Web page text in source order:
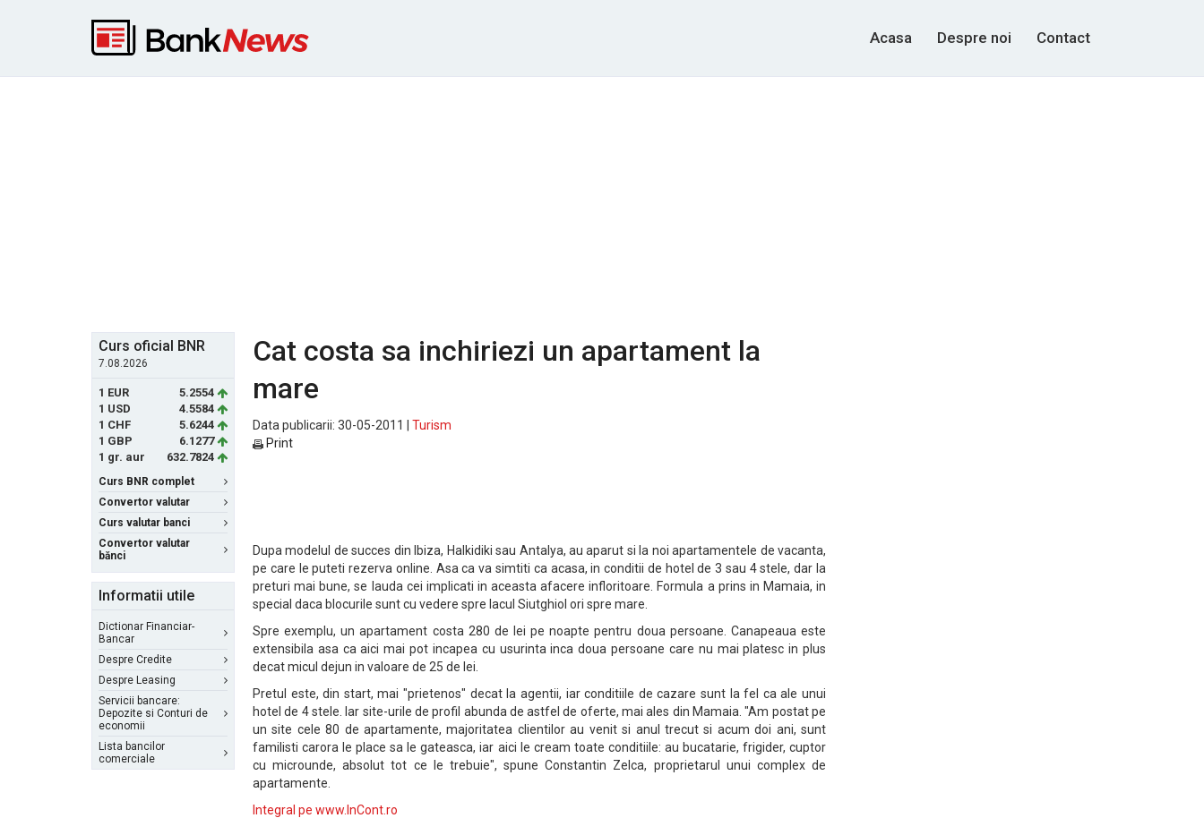
Acasa Despre noi Contact
Curs oficial BNR
7.08.2026
1 EUR
5.2554
1 USD
4.5584
1 CHF
5.6244
1 GBP
6.1277
1 gr. aur
632.7824
Curs BNR complet
Convertor valutar
Curs valutar banci
Convertor valutar
bănci
Informatii utile
Dictionar Financiar-
Bancar
Despre Credite
Despre Leasing
Servicii bancare:
Depozite si Conturi de
economii
Lista bancilor
comerciale
Cat costa sa inchiriezi un apartament la
mare
Data publicarii: 30-05-2011 | Turism
Print
Dupa modelul de succes din Ibiza, Halkidiki sau Antalya, au aparut si la noi apartamentele de vacanta,
pe care le puteti rezerva online. Asa ca va simtiti ca acasa, in conditii de hotel de 3 sau 4 stele, dar la
preturi mai bune, se lauda cei implicati in aceasta afacere infloritoare. Formula a prins in Mamaia, in
special daca blocurile sunt cu vedere spre lacul Siutghiol ori spre mare.
Spre exemplu, un apartament costa 280 de lei pe noapte pentru doua persoane. Canapeaua este
extensibila asa ca aici mai pot incapea cu usurinta inca doua persoane care nu mai platesc in plus
decat micul dejun in valoare de 25 de lei.
Pretul este, din start, mai "prietenos" decat la agentii, iar conditiile de cazare sunt la fel ca ale unui
hotel de 4 stele. Iar site-urile de profil abunda de astfel de oferte, mai ales din Mamaia. "Am postat pe
un site cele 80 de apartamente, majoritatea clientilor au venit si anul trecut si acum doi ani, sunt
familisti carora le place sa le gateasca, iar aici le cream toate conditiile: au bucatarie, frigider, cuptor
cu microunde, absolut tot ce le trebuie", spune Constantin Zelca, proprietarul unui complex de
apartamente.
Integral pe www.InCont.ro